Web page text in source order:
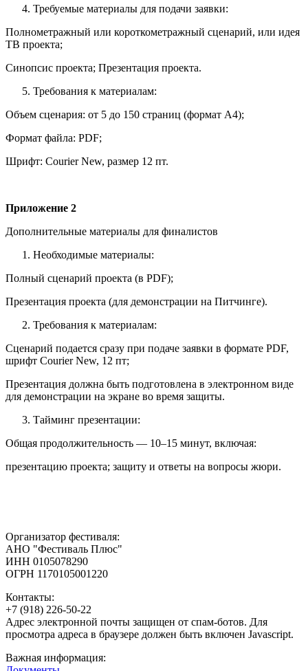
Требуемые материалы для подачи заявки:
Полнометражный или короткометражный сценарий, или идея
ТВ проекта;
Синопсис проекта; Презентация проекта.
Требования к материалам:
Объем сценария: от 5 до 150 страниц (формат А4);
Формат файла: PDF;
Шрифт: Courier New, размер 12 пт.
Приложение 2
Дополнительные материалы для финалистов
Необходимые материалы:
Полный сценарий проекта (в PDF);
Презентация проекта (для демонстрации на Питчинге).
Требования к материалам:
Сценарий подается сразу при подаче заявки в формате PDF,
шрифт Courier New, 12 пт;
Презентация должна быть подготовлена в электронном виде
для демонстрации на экране во время защиты.
Тайминг презентации:
Общая продолжительность — 10–15 минут, включая:
презентацию проекта; защиту и ответы на вопросы жюри.
Организатор фестиваля:
АНО "Фестиваль Плюс"
ИНН 0105078290
ОГРН 1170105001220
Контакты:
+7 (918) 226-50-22
Адрес электронной почты защищен от спам-ботов. Для
просмотра адреса в браузере должен быть включен Javascript.
Важная информация: